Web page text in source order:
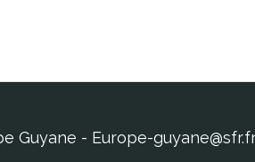
Guyane - Europe-